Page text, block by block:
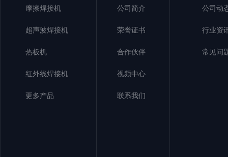
摩擦焊接机
超声波焊接机
热板机
红外线焊接机
更多产品
公司简介
荣誉证书
合作伙伴
视频中心
联系我们
公司动
行业资
常见问